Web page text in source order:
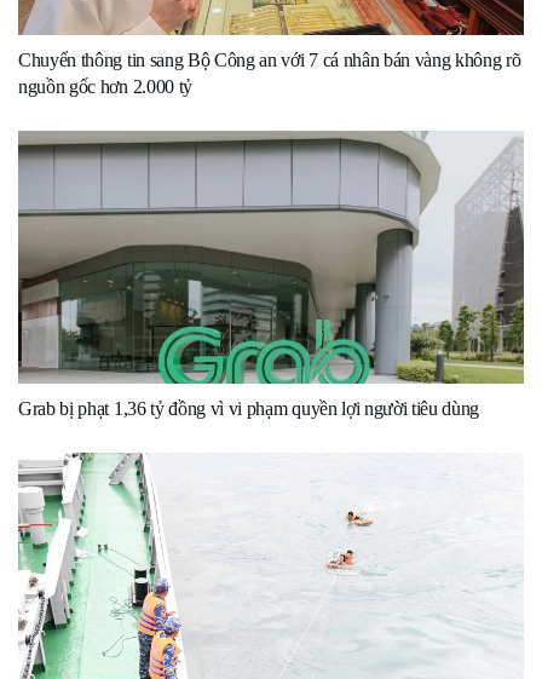
Chuyển thông tin sang Bộ Công an với 7 cá nhân bán vàng không rõ
nguồn gốc hơn 2.000 tỷ
Grab bị phạt 1,36 tỷ đồng vì vi phạm quyền lợi người tiêu dùng